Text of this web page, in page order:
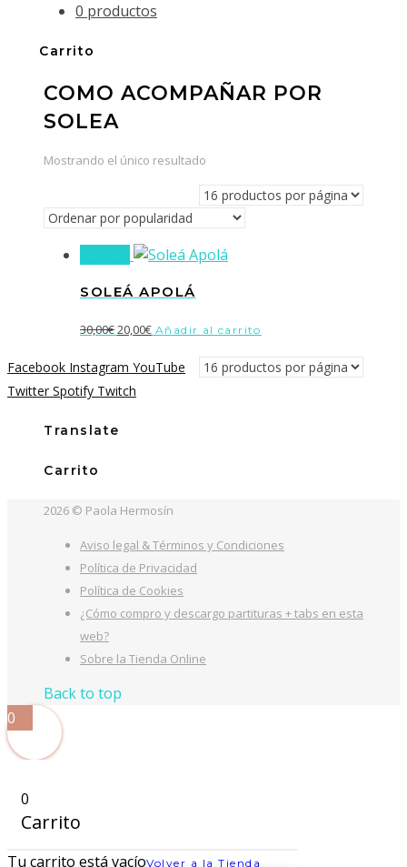
0 productos
Carrito
COMO ACOMPAÑAR POR
SOLEA
Mostrando el único resultado
SOLEÁ APOLÁ
30,00€El
original
era:
20,00€El
actual
Añadir al carrito
Facebook Instagram YouTube
Twitter Spotify Twitch
Translate
Carrito
2026 © Paola Hermosín
Aviso legal & Términos y Condiciones
Política de Privacidad
Política de Cookies
¿Cómo compro y descargo partituras + tabs en esta
web?
Sobre la Tienda Online
Back to top
0
0
Carrito
Tu carrito está vacíoVolver a la Tienda